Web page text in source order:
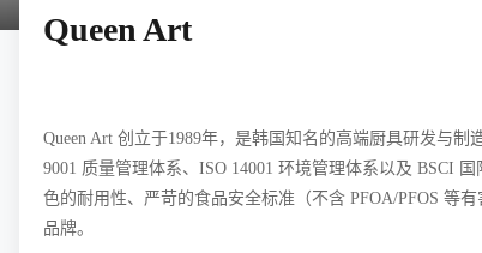
Queen Art
Queen Art 创立于1989年，是韩国知名的高端厨具研发与
9001 质量管理体系、ISO 14001 环境管理体系以及 BSCI
色的耐用性、严苛的食品安全标准（不含 PFOA/PFOS 等
品牌。